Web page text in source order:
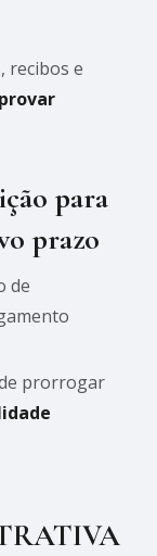
recibos e
para
prazo
de
prorrogar